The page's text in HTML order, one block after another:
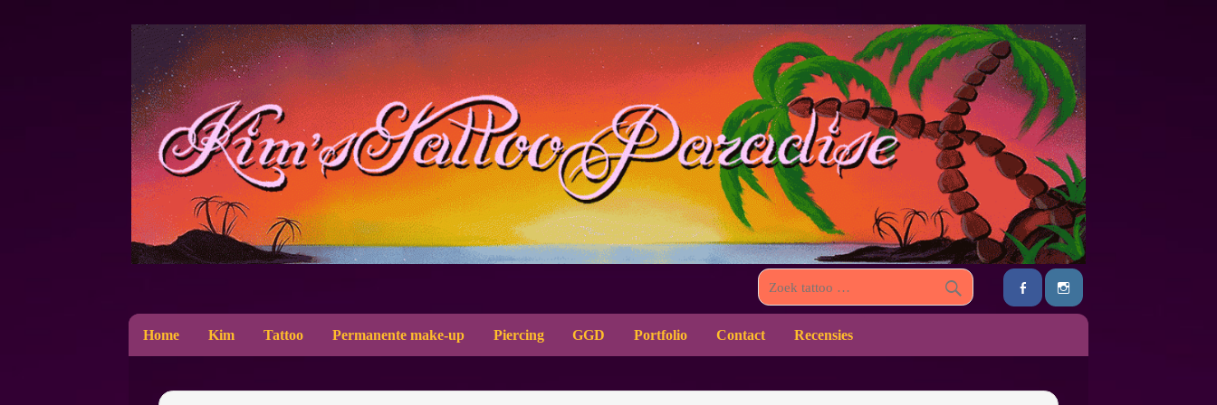
Home Kim Tattoo Permanente make-up Piercing GGD Portfolio Contact Recensies